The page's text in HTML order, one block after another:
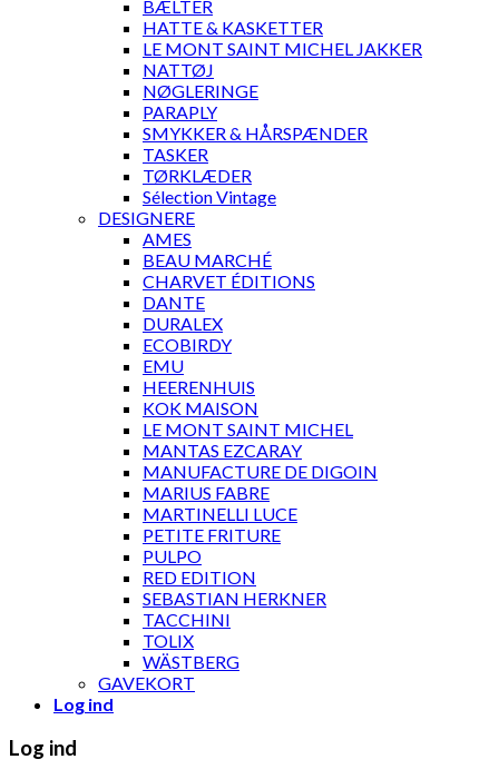
BÆLTER
HATTE & KASKETTER
LE MONT SAINT MICHEL JAKKER
NATTØJ
NØGLERINGE
PARAPLY
SMYKKER & HÅRSPÆNDER
TASKER
TØRKLÆDER
Sélection Vintage
DESIGNERE
AMES
BEAU MARCHÉ
CHARVET ÉDITIONS
DANTE
DURALEX
ECOBIRDY
EMU
HEERENHUIS
KOK MAISON
LE MONT SAINT MICHEL
MANTAS EZCARAY
MANUFACTURE DE DIGOIN
MARIUS FABRE
MARTINELLI LUCE
PETITE FRITURE
PULPO
RED EDITION
SEBASTIAN HERKNER
TACCHINI
TOLIX
WÄSTBERG
GAVEKORT
Log ind
Log ind